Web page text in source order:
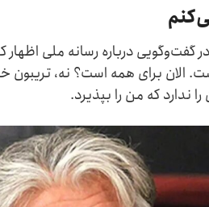
در گفت‌وگویی درباره رسانه ملی
الان برای همه است؟ نه،
ندارد که من را بپذیرد.